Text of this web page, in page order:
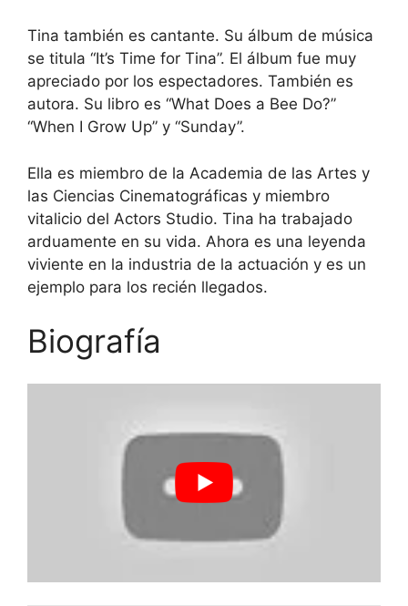
Tina también es cantante. Su álbum de música
se titula “It’s Time for Tina”. El álbum fue muy
apreciado por los espectadores. También es
autora. Su libro es “What Does a Bee Do?”
“When I Grow Up” y “Sunday”.
Ella es miembro de la Academia de las Artes y
las Ciencias Cinematográficas y miembro
vitalicio del Actors Studio. Tina ha trabajado
arduamente en su vida. Ahora es una leyenda
viviente en la industria de la actuación y es un
ejemplo para los recién llegados.
Biografía